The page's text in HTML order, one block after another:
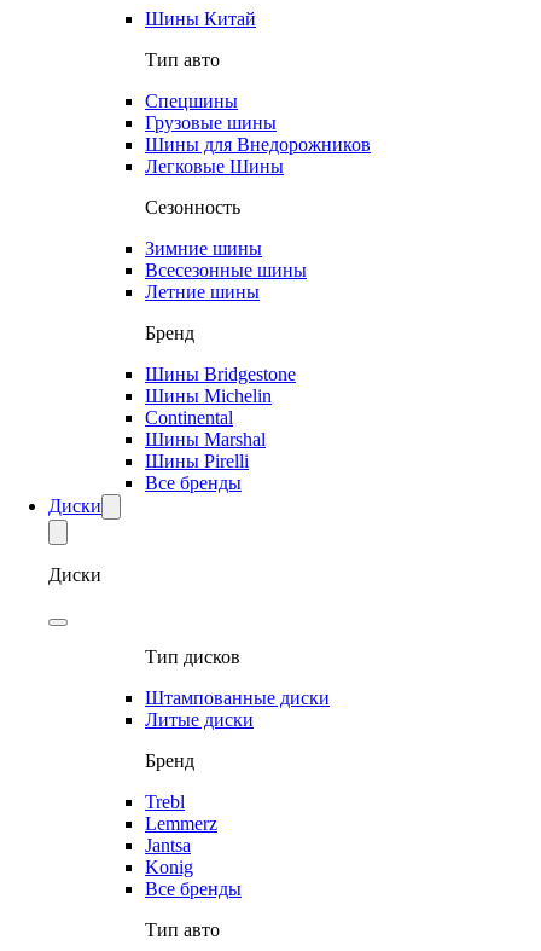
Шины Китай
Тип авто
Спецшины
Грузовые шины
Шины для Внедорожников
Легковые Шины
Сезонность
Зимние шины
Всесезонные шины
Летние шины
Бренд
Шины Bridgestone
Шины Michelin
Continental
Шины Marshal
Шины Pirelli
Все бренды
Диски
Диски
Тип дисков
Штампованные диски
Литые диски
Бренд
Trebl
Lemmerz
Jantsa
Konig
Все бренды
Тип авто